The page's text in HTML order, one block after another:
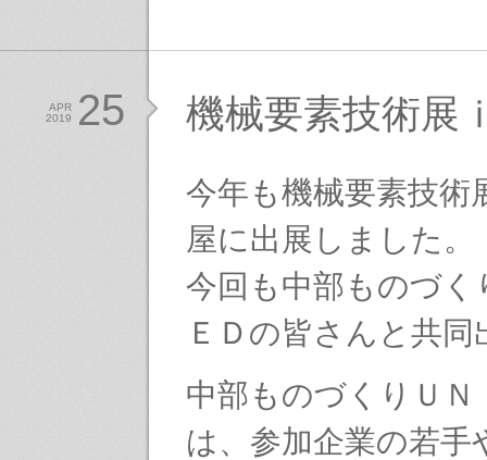
機械要素技術展
今年も機械要素技術
屋に出展しました。
今回も中部ものづく
ＥＤの皆さんと共同
中部ものづくりＵＮ
は、参加企業の若手
25
APR
2019